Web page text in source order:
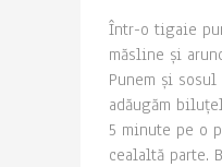
Într-o tigaie
măsline și
Punem și
adăugăm
5 minute pe o
cealaltă parte.